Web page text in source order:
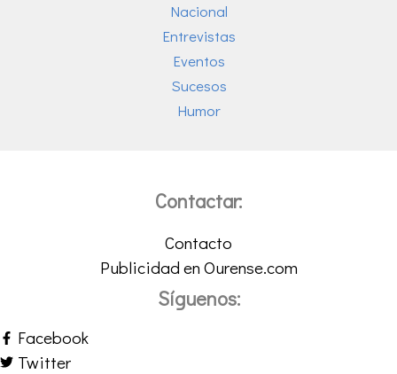
Nacional
Entrevistas
Eventos
Sucesos
Humor
Contactar:
Contacto
Publicidad en Ourense.com
Síguenos:
Facebook
Twitter